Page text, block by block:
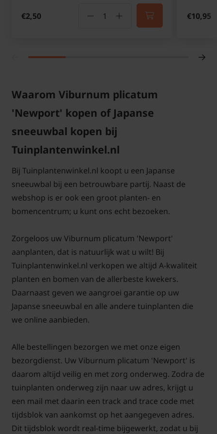
€2,50 €10,95
Waarom Viburnum plicatum
'Newport' kopen of Japanse
sneeuwbal kopen bij
Tuinplantenwinkel.nl
Bij Tuinplantenwinkel.nl koopt u een Japanse
sneeuwbal bij een betrouwbare partij. Naast de
webshop is er ook een groot planten- en
bomencentrum; u kunt ons echt bezoeken.
Zorgeloos uw Viburnum plicatum 'Newport'
aanplanten, dat is natuurlijk wat u wilt! Bij
Tuinplantenwinkel.nl verkopen we altijd A-kwaliteit
planten en bomen van de allerbeste kwekers.
Daarnaast geven we aangroei garantie op uw
Japanse sneeuwbal en alle andere tuinplanten die
we online aanbieden.
Alle bestellingen bezorgen we met onze eigen
bezorgdienst. Uw Viburnum plicatum 'Newport' is
daarom altijd veilig en met zorg onderweg. Zodra de
tuinplanten onderweg zijn naar uw adres, krijgt u
een mail met daarin een track and trace code met
tijdsblok van aankomst op het aangegeven adres.
Dit tijdsblok wordt real-time bijgewerkt, zodat u bij